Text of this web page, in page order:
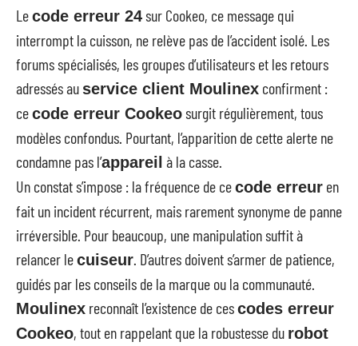
Lecode erreur 24sur Cookeo, ce message qui
interrompt la cuisson, ne relève pas de l’accident isolé. Les
forums spécialisés, les groupes d’utilisateurs et les retours
adressés au service client Moulinex confirment :
cecode erreur Cookeosurgit régulièrement, tous
modèles confondus. Pourtant, l’apparition de cette alerte ne
condamne pas l’appareil à la casse.
Un constat s’impose : la fréquence de cecode erreur en
fait un incident récurrent, mais rarement synonyme de panne
irréversible. Pour beaucoup, une manipulation suffit à
relancer lecuiseur . D’autres doivent s’armer de patience,
guidés par les conseils de la marque ou la communauté.
Moulinex reconnaît l’existence de cescodes erreur
Cookeo, tout en rappelant que la robustesse du robot